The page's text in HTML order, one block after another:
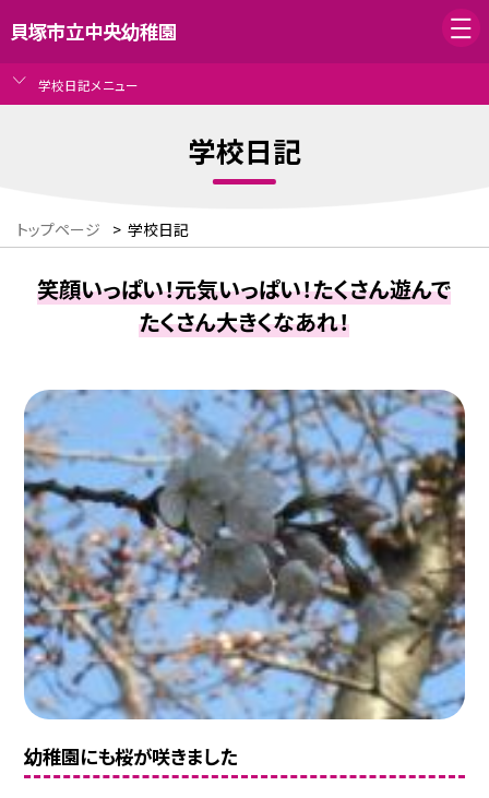
貝塚市立中央幼稚園
学校日記メニュー
学校日記
トップページ > 学校日記
笑顔いっぱい！元気いっぱい！たくさん遊んで
たくさん大きくなあれ！
幼稚園にも桜が咲きました